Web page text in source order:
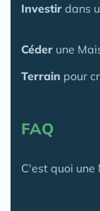
Investir dans
Céder une
Terrain pour
FAQ
C'est quoi une